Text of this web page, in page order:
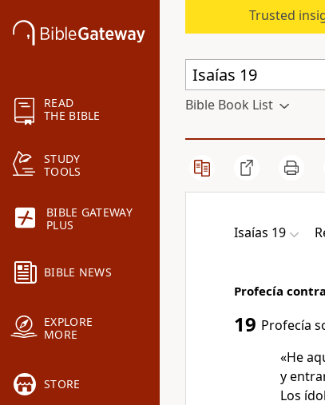
READ
THE BIBLE
STUDY
TOOLS
BIBLE GATEWAY
PLUS
BIBLE NEWS
EXPLORE
MORE
STORE
Trusted
Bible Book List
Isaías 19
Profecía
19 Profecía
«He
y
Los